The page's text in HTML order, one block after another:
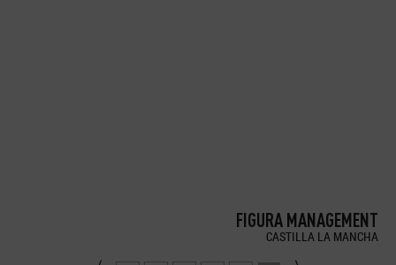
FIGURA MANAGEMENT
CASTILLA LA MANCHA